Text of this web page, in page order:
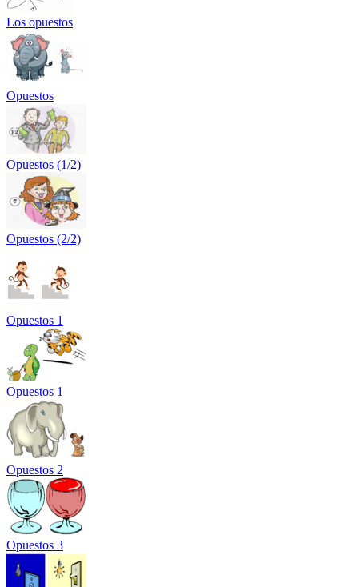
Los opuestos
Opuestos
Opuestos (1/2)
Opuestos (2/2)
Opuestos 1
Opuestos 1
Opuestos 2
Opuestos 3